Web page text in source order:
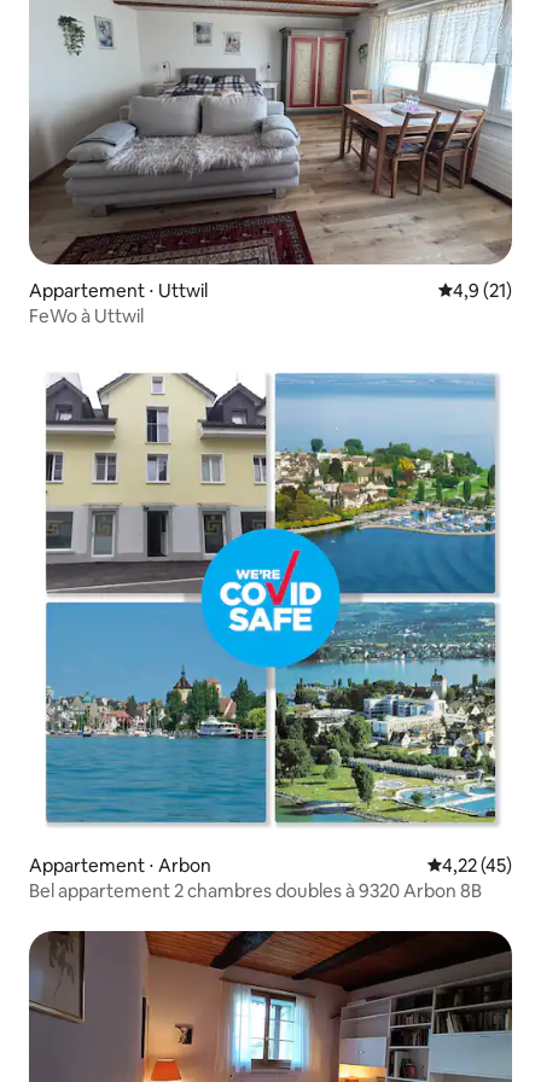
Appartement ⋅ Uttwil Évaluation
4,9 (21)
FeWo à Uttwil
Appartement ⋅ Arbon Évaluation
4,22 (45)
Bel appartement 2 chambres doubles à 9320 Arbon 8B